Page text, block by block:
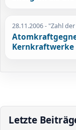
28.11.2006- "Zahl
Kernkraftwerke
Letzte